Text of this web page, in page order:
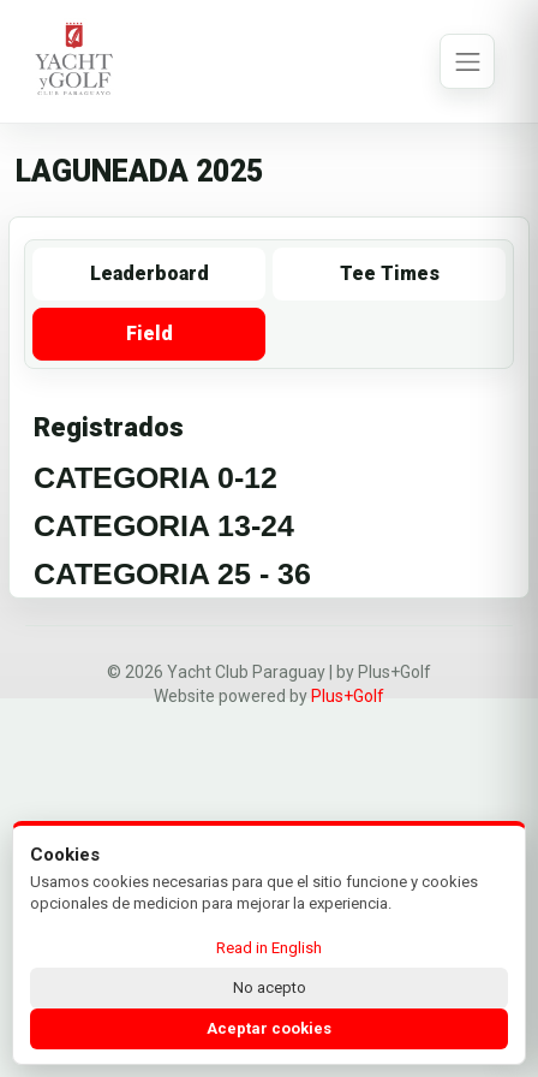
LAGUNEADA 2025
Leaderboard Tee Times
Field
Registrados
CATEGORIA 0-12
CATEGORIA 13-24
CATEGORIA 25 - 36
© 2026 Yacht Club Paraguay | by Plus+Golf
Website powered by Plus+Golf
Cookies
Usamos cookies necesarias para que el sitio funcione y cookies
opcionales de medicion para mejorar la experiencia.
Read in English
No acepto
Aceptar cookies